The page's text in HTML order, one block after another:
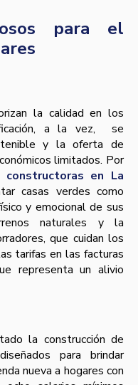
para el
la calidad en los
a la vez, se
y la oferta de
limitados. Por
constructoras en La
casas verdes como
y emocional de sus
naturales y la
que cuidan los
tarifas en las facturas
representa un alivio
la construcción de
para brindar
nueva a hogares con